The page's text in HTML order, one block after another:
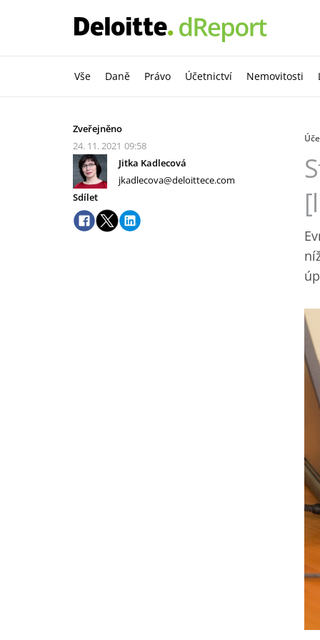
Vše Daně Právo Účetnictví Nemovitosti
Zveřejněno
24. 11. 2021 09:58
Jitka Kadlecová
jkadlecova@deloittece.com
Sdílet